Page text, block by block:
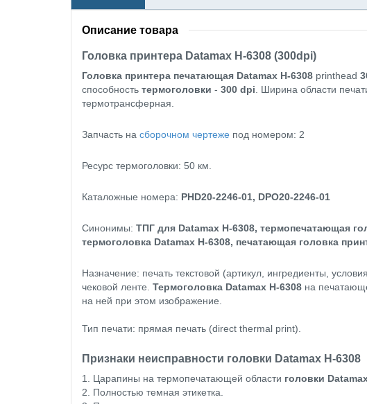
Описание товара
Головка принтера Datamax H-6308 (300dpi)
Головка принтера печатающая Datamax H-6308 printhead
способность термоголовки - 300 dpi . Ширина области
термотрансферная.
Запчасть на сборочном чертеже под номером: 2
Ресурс термоголовки: 50 км.
Каталожные номера: PHD20-2246-01, DPO20-2246-01
Синонимы: ТПГ для Datamax H-6308, термопечатающая
термоголовка Datamax H-6308, печатающая головка
Назначение: печать текстовой (артикул, ингредиенты,
чековой ленте. Термоголовка Datamax H-6308 на
на ней при этом изображение.
Тип печати: прямая печать (direct thermal print).
Признаки неисправности головки Datamax H-6308
1. Царапины на термопечатающей области головки
2. Полностью темная этикетка.